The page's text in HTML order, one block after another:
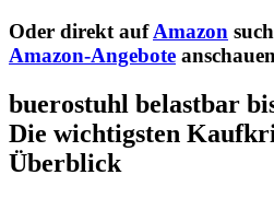
Oder direkt aufAmazon
Amazon-Angebote anschauen
buerostuhl belastbar
Die wichtigsten
Überblick